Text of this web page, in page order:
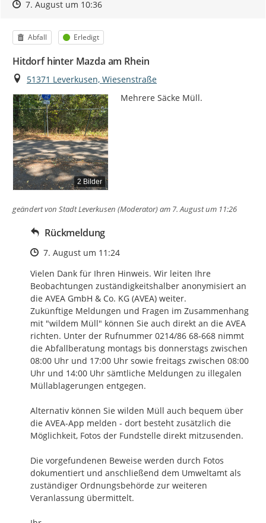
Zeitpunkt des Erstellens
Zeitpunkt des Erstellens
7. August um 10:36Zur Äußerung
Kategorie
Abfall Status
Erledigt
Hitdorf hinter Mazda am Rhein
Ort
51371 Leverkusen, Wiesenstraße
2 Bilder
Mehrere Säcke Müll.
geändert von Stadt Leverkusen (Moderator)am 7. August um 11:26
Rückmeldung
Zeitpunkt des Erstellens
7. August um 11:24
Vielen Dank für Ihren Hinweis. Wir leiten Ihre
Beobachtungen zuständigkeitshalber anonymisiert an
die AVEA GmbH & Co. KG (AVEA) weiter.
Zukünftige Meldungen und Fragen im Zusammenhang
mit "wildem Müll" können Sie auch direkt an die AVEA
richten. Unter der Rufnummer 0214/86 68-668 nimmt
die Abfallberatung montags bis donnerstags zwischen
08:00 Uhr und 17:00 Uhr sowie freitags zwischen 08:00
Uhr und 14:00 Uhr sämtliche Meldungen zu illegalen
Müllablagerungen entgegen.
Alternativ können Sie wilden Müll auch bequem über
die AVEA-App melden - dort besteht zusätzlich die
Möglichkeit, Fotos der Fundstelle direkt mitzusenden.
Die vorgefundenen Beweise werden durch Fotos
dokumentiert und anschließend dem Umweltamt als
zuständiger Ordnungsbehörde zur weiteren
Veranlassung übermittelt.